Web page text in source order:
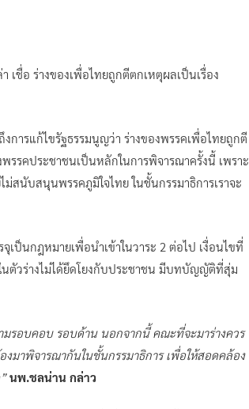
ชื่อ ร่างของเพื่อไทยถูกตีตกเหตุผลเป็นเรื่อง
งการแก้ไขรัฐธรรมนูญว่า ร่างของพรรคเพื่อไทยถูกตี
รรคประชาชนเป็นหลักในการพิจารณาครั้งนี้ เพราะ
สนับสนุนพรรคภูมิใจไทย ในชั้นกรรมาธิการเราจะ
ป็นกฎหมายเพื่อนำเข้าในวาระ 2 ต่อไป เงื่อนไขที่
นตัวร่างไม่ได้ยึดโยงกับประชาชน มีบทบัญญัติที่สุ่ม
มรอบคอบ รอบด้าน นอกจากนี้ คณะที่จะมาร่างควร
มาพิจารณากันในชั้นกรรมาธิการ เพื่อให้สอดคล้อง
นพ.ชลน่าน กล่าว